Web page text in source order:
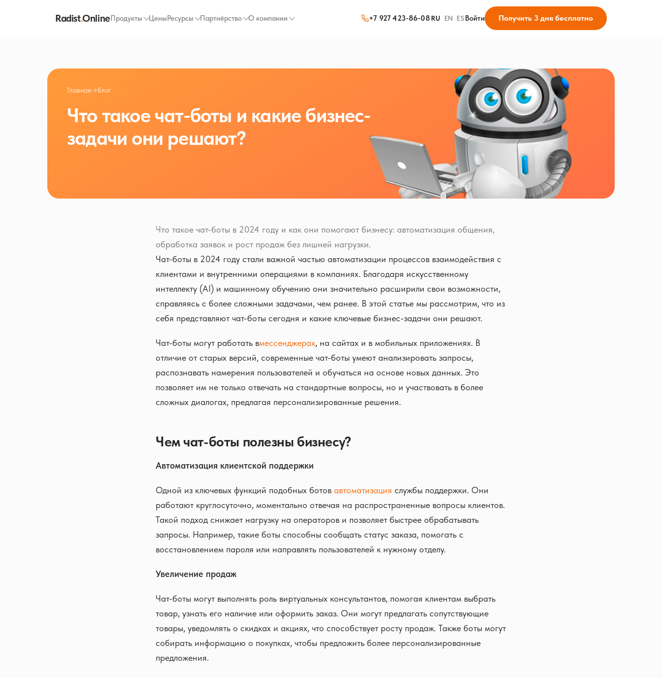
Radist.OnlineПродукты ЦеныРесурсы Партнёрство О компании +7 927 423-86-08 RU · EN · ESВойти Получить 3 дня бесплатно
Главная→Блог
Что такое чат-боты и какие бизнес-
задачи они решают?
Что такое чат-боты в 2024 году и как они помогают бизнесу: автоматизация общения,
обработка заявок и рост продаж без лишней нагрузки.
Чат-боты в 2024 году стали важной частью автоматизации процессов взаимодействия с
клиентами и внутренними операциями в компаниях. Благодаря искусственному
интеллекту (AI) и машинному обучению они значительно расширили свои возможности,
справляясь с более сложными задачами, чем ранее. В этой статье мы рассмотрим, что из
себя представляют чат-боты сегодня и какие ключевые бизнес-задачи они решают.
Чат-боты могут работать вмессенджерах, на сайтах и в мобильных приложениях. В
отличие от старых версий, современные чат-боты умеют анализировать запросы,
распознавать намерения пользователей и обучаться на основе новых данных. Это
позволяет им не только отвечать на стандартные вопросы, но и участвовать в более
сложных диалогах, предлагая персонализированные решения.
Чем чат-боты полезны бизнесу?
Автоматизация клиентской поддержки
Одной из ключевых функций подобных ботов автоматизация службы поддержки. Они
работают круглосуточно, моментально отвечая на распространенные вопросы клиентов.
Такой подход снижает нагрузку на операторов и позволяет быстрее обрабатывать
запросы. Например, такие боты способны сообщать статус заказа, помогать с
восстановлением пароля или направлять пользователей к нужному отделу.
Увеличение продаж
Чат-боты могут выполнять роль виртуальных консультантов, помогая клиентам выбрать
товар, узнать его наличие или оформить заказ. Они могут предлагать сопутствующие
товары, уведомлять о скидках и акциях, что способствует росту продаж. Также боты могут
собирать информацию о покупках, чтобы предложить более персонализированные
предложения.